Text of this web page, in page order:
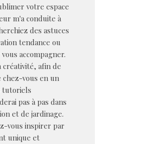
votre espace
m'a conduite à
des astuces
tendance ou
accompagner.
créativité, afin de
vous en un
tutoriels
pas à pas dans
et de jardinage.
vous inspirer par
unique et